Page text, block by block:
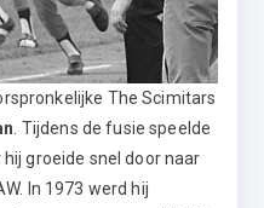
The Scimitars
. Tijdens de fusie speelde
groeide snel door naar
In 1973 werd hij